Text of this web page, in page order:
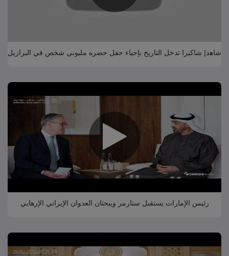
شاهد| شاكيرا تدخل التاريخ بإحياء حفل حضره مليوني شخص في البرازيل
رئيس الإمارات يستقبل ستارمر ويبحثان العدوان الإيراني الإرهابي